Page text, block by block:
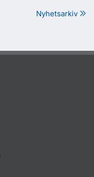
Nyhetsarkiv